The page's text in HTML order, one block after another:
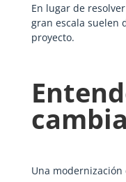
En lugar de
gran escala suelen
proyecto.
Una